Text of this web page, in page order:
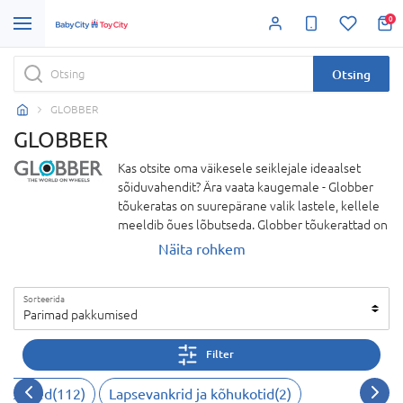
0
Otsing
GLOBBER
GLOBBER
Kas otsite oma väikesele seiklejale ideaalset
sõiduvahendit? Ära vaata kaugemale - Globber
tõukeratas on suurepärane valik lastele, kellele
meeldib õues lõbutseda. Globber tõukerattad on
valmistatud ohutust, mugavust ja vastupidavust
tõukeratas, mis on mitmekülgne ja kohandatav
tõukeratas ja kasvab koos teie lapsega. See
ainulaadse disainiga Globber 4 in 1 tõukeratas
pakub põnevust ja sõidurõõmu aastateks.
BabyCity/ToyCity kauplustest ja e-poest leiate
Näita rohkem
Sorteerida
Parimad pakkumised
Filter
(112) Lapsevankrid ja kõhukotid(2)